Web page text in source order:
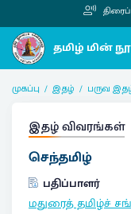
முகப்பு இதழ் பருவ
இதழ் விவரங்கள்
செந்தமிழ்
பதிப்பாளர்
மதுரைத் தமிழ்ச்